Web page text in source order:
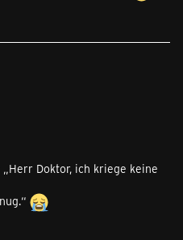
Doktor, ich kriege keine